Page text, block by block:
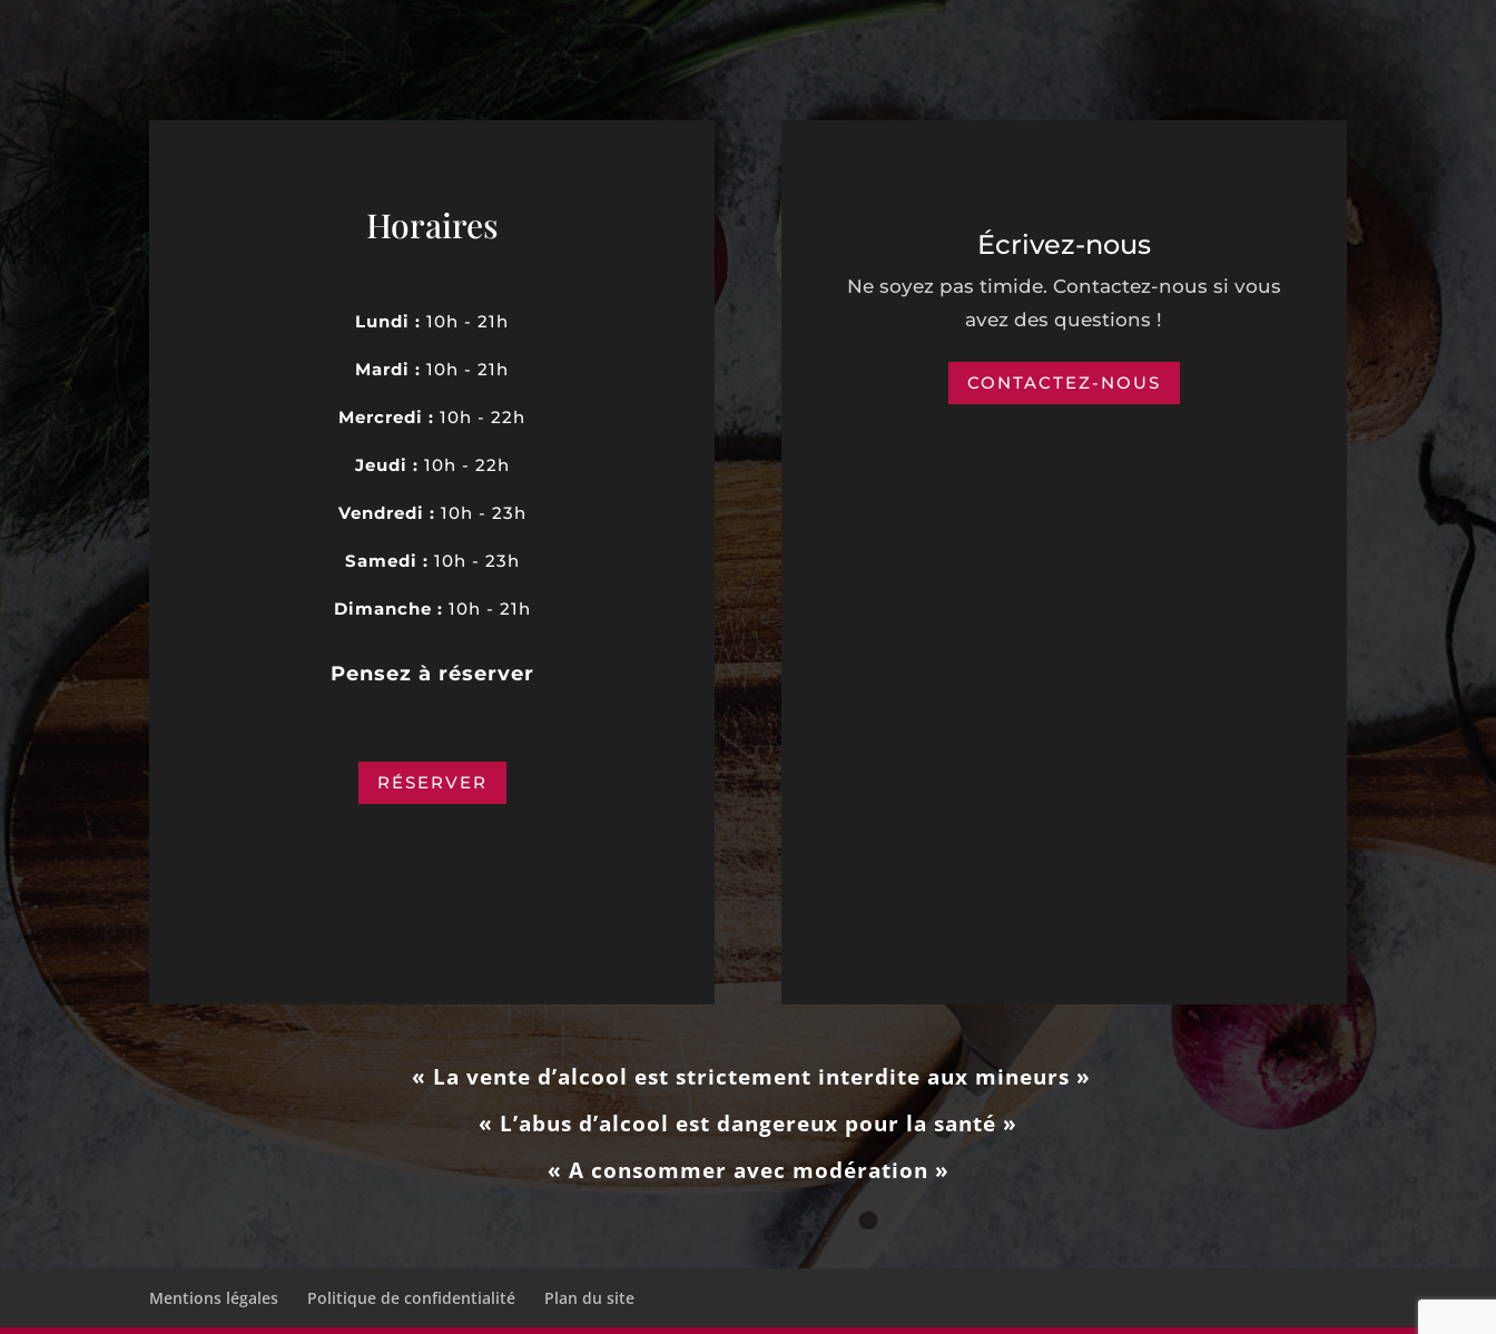
Horaires
Lundi :10h - 21h
Mardi : 10h - 21h
Mercredi :10h - 22h
Jeudi : 10h - 22h
Vendredi : 10h - 23h
Samedi : 10h - 23h
Dimanche : 10h - 21h
Pensez à réserver
RÉSERVER
Écrivez-nous
Ne soyez pas timide. Contactez-nous si vous
avez des questions !
CONTACTEZ-NOUS
« La vente d’alcool est strictement interdite aux mineurs »
« L’abus d’alcool est dangereux pour la santé »
« A consommer avec modération »
Mentions légales Politique de confidentialité Plan du site